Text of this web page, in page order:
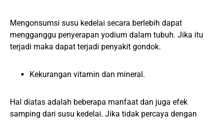
Mengonsumsi susu kedelai secara berlebih dapat
mengganggu penyerapan yodium dalam tubuh. Jika itu
terjadi maka dapat terjadi penyakit gondok.
Kekurangan vitamin dan mineral.
Hal diatas adalah beberapa manfaat dan juga efek
samping dari susu kedelai. Jika tidak percaya dengan